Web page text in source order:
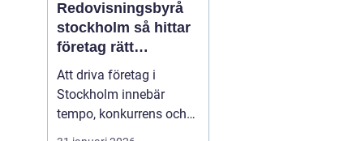
Redovisningsbyrå
stockholm så hittar
företag rätt
långsiktig partner
Att driva företag i
Stockholm innebär
tempo, konkurrens och
många beslut. Särskilt